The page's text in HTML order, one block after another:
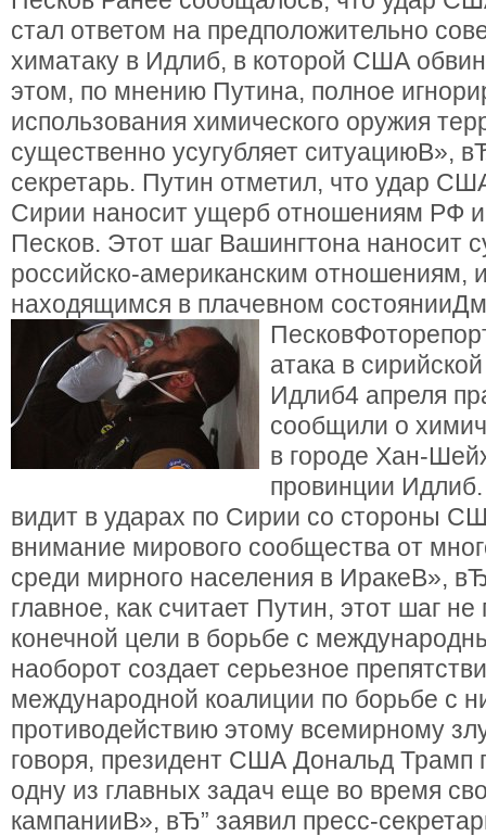
стал ответом на предположительно
химатаку в Идлиб, в которой США
этом, по мнению Путина, полное
использования химического оружия
существенно усугубляет ситуациюВ»,
секретарь. Путин отметил, что удар
Сирии наносит ущерб отношениям РФ
Песков. Этот шаг Вашингтона наносит
российско-американским отношениям,
находящимся в плачевном
атака в
Идлиб4 апреля
сообщили о
в городе Хан-
провинции
видит в ударах по Сирии со стороны
внимание мирового сообщества от
среди мирного населения в ИракеВ»,
главное, как считает Путин, этот шаг
конечной цели в борьбе с
наоборот создает серьезное
международной коалиции по борьбе с
противодействию этому всемирному
говоря, президент США Дональд Трамп
одну из главных задач еще во время
кампанииВ», вЂ” заявил пресс-